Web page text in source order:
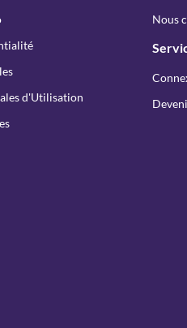
d'Utilisation
Nous